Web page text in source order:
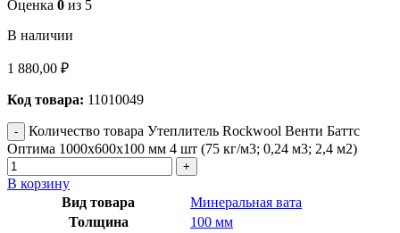
Оценка 0 из 5
В наличии
1 880,00 ₽
Код товара: 11010049
Количество товара Утеплитель Rockwool Венти Баттс
Оптима 1000х600х100 мм 4 шт (75 кг/м3; 0,24 м3; 2,4 м2)
В корзину
Вид товара
Минеральная вата
Толщина
100 мм